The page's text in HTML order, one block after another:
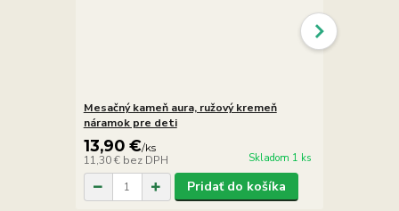
Mesačný kameň aura, ružový kremeň
náramok pre deti
13,90 €/ks
11,30 € bez DPH Skladom 1 ks
Pridať do košíka